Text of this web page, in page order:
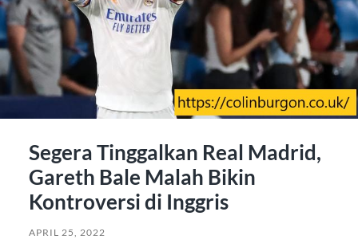
Segera Tinggalkan Real Madrid,
Gareth Bale Malah Bikin
Kontroversi di Inggris
APRIL 25, 2022